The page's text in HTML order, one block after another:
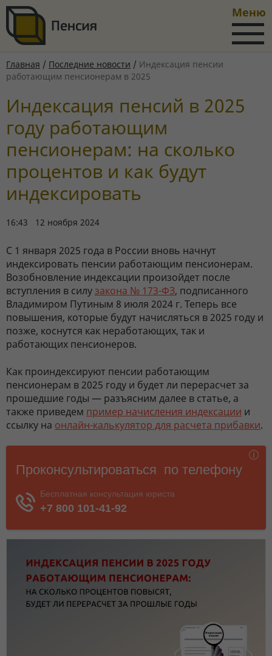
Меню
Главная / Последние новости / Индексация пенсии
работающим пенсионерам в 2025
Индексация пенсий в 2025
году работающим
пенсионерам: на сколько
процентов и как будут
индексировать
16:43 12 ноября 2024
С 1 января 2025 года в России вновь начнут
индексировать пенсии работающим пенсионерам.
Возобновление индексации произойдет после
вступления в силузакона № 173-ФЗ, подписанного
Владимиром Путиным 8 июля 2024 г. Теперь все
повышения, которые будут начисляться в 2025 году и
позже, коснутся как неработающих, так и
работающих пенсионеров.
Как проиндексируют пенсии работающим
пенсионерам в 2025 году и будет ли перерасчет за
прошедшие годы — разъясним далее в статье, а
также приведем пример начисления индексации и
ссылку на онлайн-калькулятор для расчета прибавки.